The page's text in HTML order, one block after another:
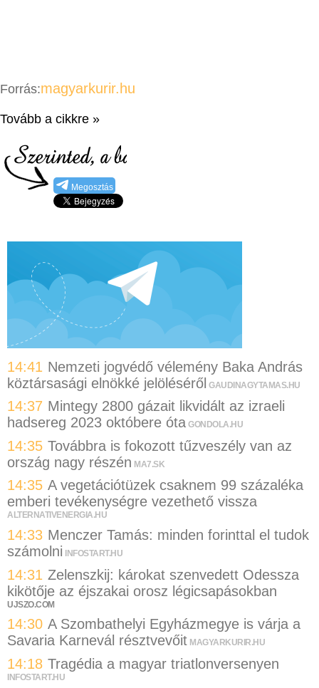
Forrás:magyarkurir.hu
Tovább a cikkre »
Megosztás
14:41 Nemzeti jogvédő vélemény Baka András
köztársasági elnökké jelöléséről GAUDINAGYTAMAS.HU
14:37 Mintegy 2800 gázait likvidált az izraeli
hadsereg 2023 októbere óta GONDOLA.HU
14:35 Továbbra is fokozott tűzveszély van az
ország nagy részén MA7.SK
14:35 A vegetációtüzek csaknem 99 százaléka
emberi tevékenységre vezethető vissza
ALTERNATIVENERGIA.HU
14:33 Menczer Tamás: minden forinttal el tudok
számolni
INFOSTART.HU
14:31 Zelenszkij: károkat szenvedett Odessza
kikötője az éjszakai orosz légicsapásokban
UJSZO.COM
14:30 A Szombathelyi Egyházmegye is várja a
Savaria Karnevál résztvevőit MAGYARKURIR.HU
14:18 Tragédia a magyar triatlonversenyen
INFOSTART.HU